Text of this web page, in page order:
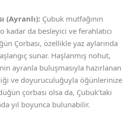
(Ayranlı): Çubuk mutfağının
kadar da besleyici ve ferahlatıcı
Çorbası, özellikle yaz aylarında
sunar. Haşlanmış nohut,
ayranla buluşmasıyla hazırlanan
ve doyuruculuğuyla öğünlerinize
çorbası olsa da, Çubuk’taki
yıl boyunca bulunabilir.